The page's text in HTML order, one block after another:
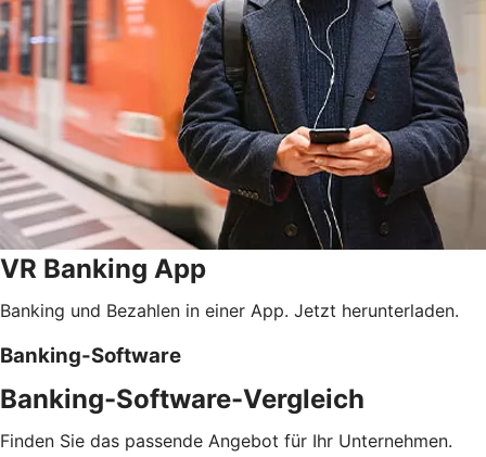
VR Banking App
Banking und Bezahlen in einer App. Jetzt herunterladen.
Banking-Software
Banking-Software-Vergleich
Finden Sie das passende Angebot für Ihr Unternehmen.